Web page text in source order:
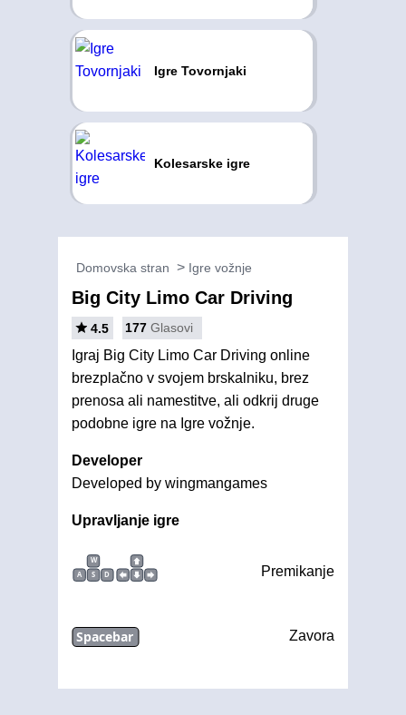
Igre Tovornjaki
Kolesarske igre
Domovska stran Igre vožnje
Big City Limo Car Driving
4.5 177 Glasovi
Igraj Big City Limo Car Driving online
brezplačno v svojem brskalniku, brez
prenosa ali namestitve, ali odkrij druge
podobne igre na Igre vožnje.
Developer
Developed by wingmangames
Upravljanje igre
W
A
S D Premikanje
Spacebar Zavora